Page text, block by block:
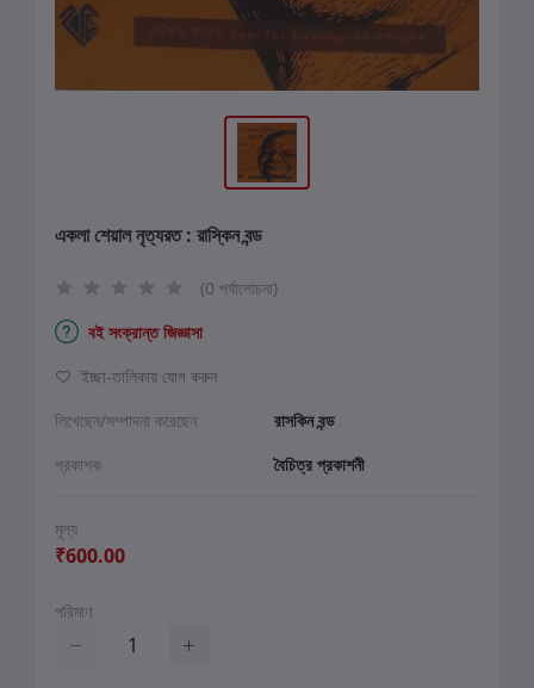
একলা শেয়াল নৃত্যরত : রাস্কিন বন্ড
(0 পর্যালোচনা)
বই সংক্রান্ত জিজ্ঞাসা
ইচ্ছা-তালিকায় যোগ করুন
লিখেছেন/সম্পাদনা করেছেন
রাসকিন বন্ড
প্রকাশক
বৈচিত্র প্রকাশনী
মূল্য
₹600.00
পরিমাণ